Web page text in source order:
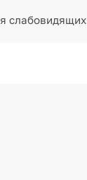
слабовидящих